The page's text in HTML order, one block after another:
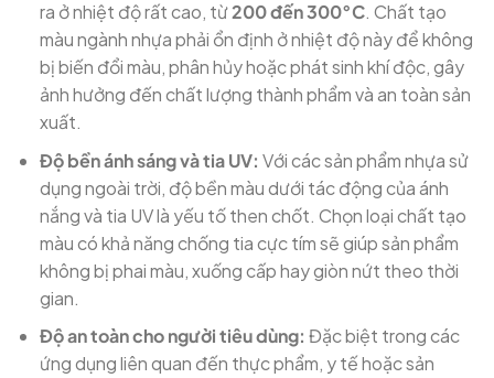
ra ở nhiệt độ rất cao, từ200 đến 300°C. Chất tạo
màu ngành nhựa phải ổn định ở nhiệt độ này để không
bị biến đổi màu, phân hủy hoặc phát sinh khí độc, gây
ảnh hưởng đến chất lượng thành phẩm và an toàn sản
xuất.
Độ bền ánh sáng và tia UV: Với các sản phẩm nhựa sử
dụng ngoài trời, độ bền màu dưới tác động của ánh
nắng và tia UV là yếu tố then chốt. Chọn loại chất tạo
màu có khả năng chống tia cực tím sẽ giúp sản phẩm
không bị phai màu, xuống cấp hay giòn nứt theo thời
gian.
Độ an toàn cho người tiêu dùng: Đặc biệt trong các
ứng dụng liên quan đến thực phẩm, y tế hoặc sản